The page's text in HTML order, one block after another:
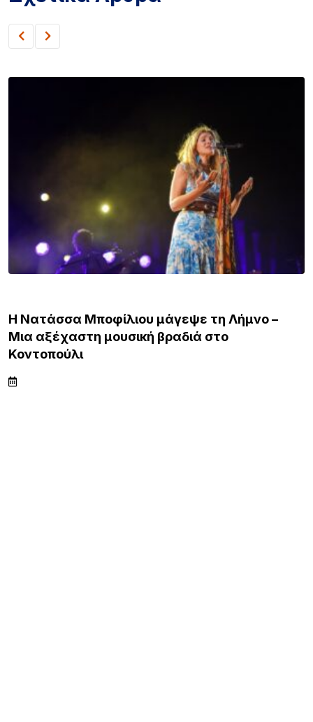
ΚΌΣΜΟΣ
Iράν: Η συμφωνία με το Ομάν δεν σημαίνει
Προσωρινή η νέα διαδρομή